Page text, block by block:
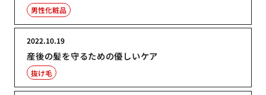
男性化粧品
産後の髪を守るための優しいケア
2022.10.19
抜け毛